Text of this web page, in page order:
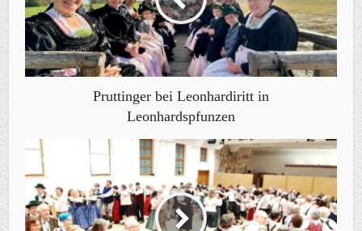
Pruttinger bei Leonhardiritt in
Leonhardspfunzen